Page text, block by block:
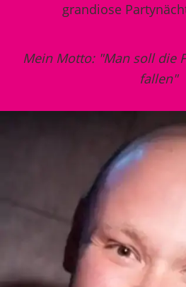
grandiose
Mein Motto: "Man soll die
fallen"